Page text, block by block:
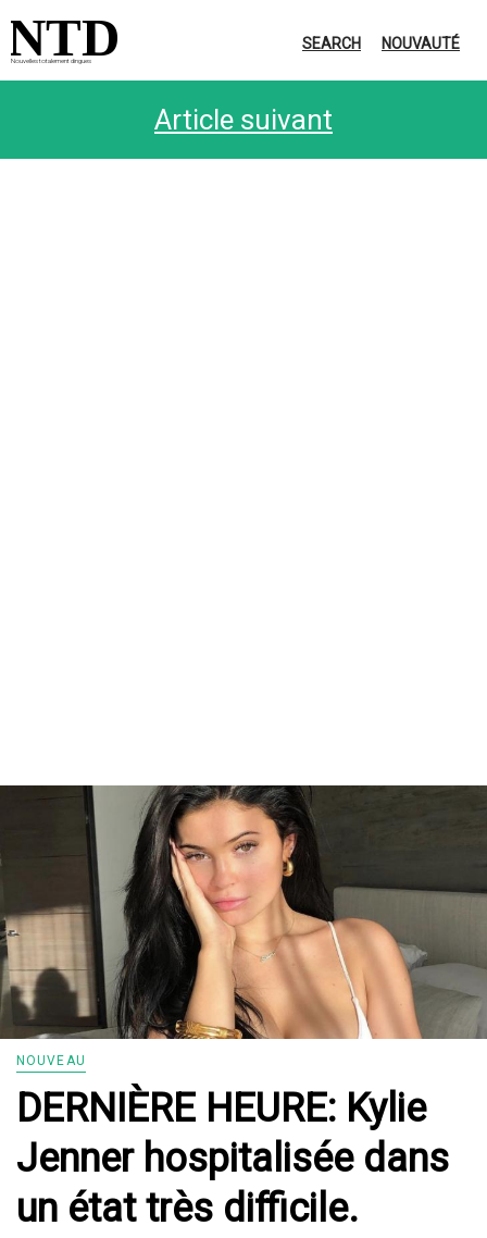
Nouvelles totalement dingues
NTD SEARCH NOUVAUTÉ
NOUVEAU
DERNIÈRE HEURE: Kylie
Jenner hospitalisée dans
un état très difficile.
Article suivant